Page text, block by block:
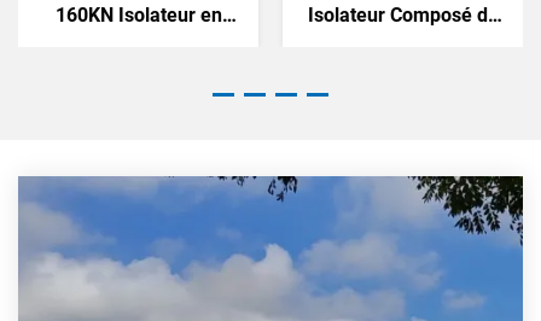
160KN Isolateur en
Isolateur Composé de